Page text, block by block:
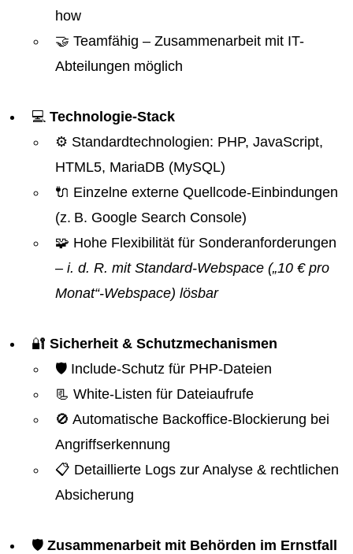
how
🤝 Teamfähig – Zusammenarbeit mit IT-
Abteilungen möglich
💻 Technologie-Stack
⚙️ Standardtechnologien: PHP, JavaScript,
HTML5, MariaDB (MySQL)
🔌 Einzelne externe Quellcode-Einbindungen
(z. B. Google Search Console)
🧩 Hohe Flexibilität für Sonderanforderungen
– i. d. R. mit Standard-Webspace („10 € pro
Monat“-Webspace) lösbar
🔐 Sicherheit & Schutzmechanismen
🛡️ Include-Schutz für PHP-Dateien
📃 White-Listen für Dateiaufrufe
🚫 Automatische Backoffice-Blockierung bei
Angriffserkennung
📋 Detaillierte Logs zur Analyse & rechtlichen
Absicherung
🛡️ Zusammenarbeit mit Behörden im Ernstfall